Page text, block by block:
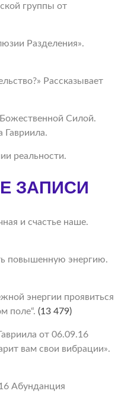
группы от
Разделения».
Рассказывает
Силой.
Гавриила.
реальности.
ЗАПИСИ
и счастье наше.
повышенную энергию.
энергии проявиться
поле“. (13 479)
от 06.09.16
вам свои вибрации».
Абунданция